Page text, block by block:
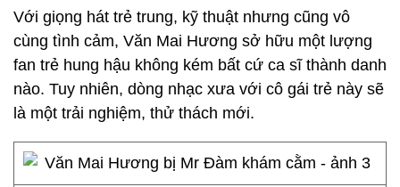
Với giọng hát trẻ trung, kỹ thuật nhưng cũng vô
cùng tình cảm, Văn Mai Hương sở hữu một lượng
fan trẻ hung hậu không kém bất cứ ca sĩ thành danh
nào. Tuy nhiên, dòng nhạc xưa với cô gái trẻ này sẽ
là một trải nghiệm, thử thách mới.